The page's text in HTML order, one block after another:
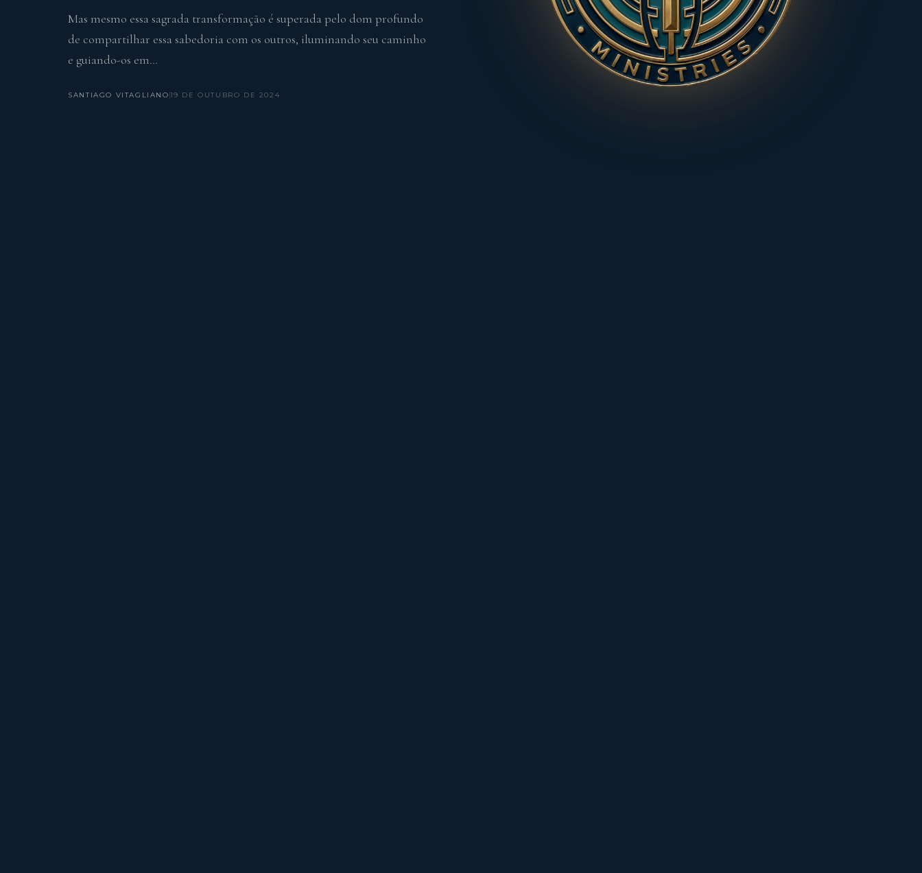
Mas mesmo essa sagrada transformação é superada pelo dom profundo
de compartilhar essa sabedoria com os outros, iluminando seu caminho
e guiando-os em…
SANTIAGO VITAGLIANO19 DE OUTUBRO DE 2024